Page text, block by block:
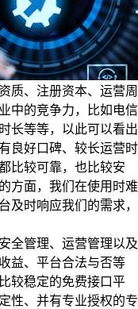
、注册资本、运营周
中的竞争力，比如电信
长等等，以此可以看出
良好口碑、较长运营时
比较可靠，也比较安
方面，我们在使用时难
及时响应我们的需求，
管理、运营管理以及
益、平台合法与否等
较稳定的免费接口平
性、并有专业授权的专